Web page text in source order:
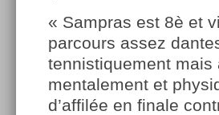
« Sampras est 8è et
parcours assez
tennistiquement
mentalement et
d’affilée en finale